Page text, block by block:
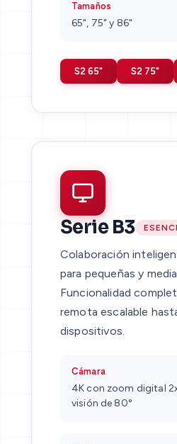
Tamaños
65", 75" y 86"
S2 65" S2 75"
Serie B3
Colaboración
para pequeñas y
Funcionalidad
remota escalable
dispositivos.
Cámara
4K con zoom digital
visión de 80°